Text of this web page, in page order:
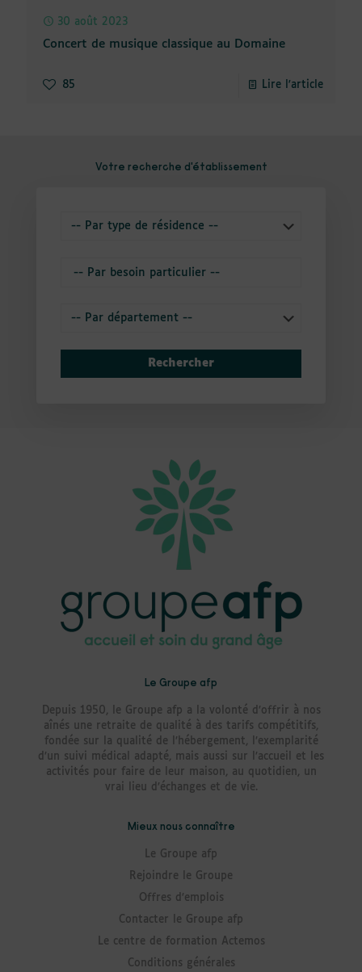
30 août 2023
Concert de musique classique au Domaine
85 Lire l'article
Votre recherche d'établissement
Rechercher
Le Groupe afp
Depuis 1950, le Groupe afp a la volonté d’offrir à nos
aînés une retraite de qualité à des tarifs compétitifs,
fondée sur la qualité de l’hébergement, l’exemplarité
d’un suivi médical adapté, mais aussi sur l’accueil et les
activités pour faire de leur maison, au quotidien, un
vrai lieu d’échanges et de vie.
Mieux nous connaître
Le Groupe afp
Rejoindre le Groupe
Offres d’emplois
Contacter le Groupe afp
Le centre de formation Actemos
Conditions générales